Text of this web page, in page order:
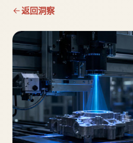
返回洞察